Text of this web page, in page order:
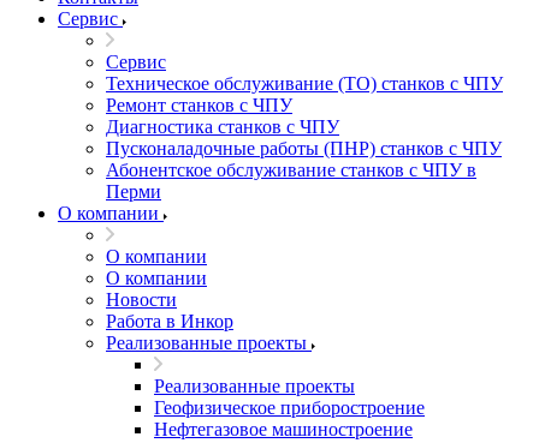
Сервис
Сервис
Техническое обслуживание (ТО) станков с ЧПУ
Ремонт станков с ЧПУ
Диагностика станков с ЧПУ
Пусконаладочные работы (ПНР) станков с ЧПУ
Абонентское обслуживание станков с ЧПУ в
Перми
О компании
О компании
О компании
Новости
Работа в Инкор
Реализованные проекты
Реализованные проекты
Геофизическое приборостроение
Нефтегазовое машиностроение